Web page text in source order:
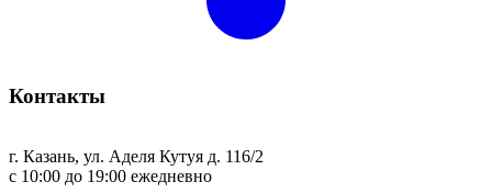
Контакты
г. Казань, ул. Аделя Кутуя д. 116/2
с 10:00 до 19:00 ежедневно